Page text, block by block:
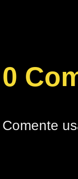
0
Comente